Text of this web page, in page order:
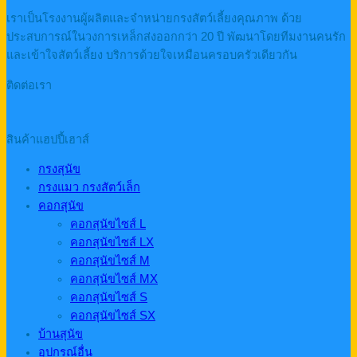
เราเป็นโรงงานผู้ผลิตและจำหน่ายกรงสัตว์เลี้ยงคุณภาพ ด้วย
ประสบการณ์ในวงการเหล็กส่งออกกว่า 20 ปี พัฒนาโดยทีมงานคนรัก
และเข้าใจสัตว์เลี้ยง บริการด้วยใจเหมือนครอบครัวเดียวกัน
ติดต่อเรา
สินค้าแฮปปี้เฮาส์
กรงสุนัข
กรงแมว กรงสัตว์เล็ก
คอกสุนัข
คอกสุนัขไซส์ L
คอกสุนัขไซส์ LX
คอกสุนัขไซส์ M
คอกสุนัขไซส์ MX
คอกสุนัขไซส์ S
คอกสุนัขไซส์ SX
บ้านสุนัข
อุปกรณ์อื่น